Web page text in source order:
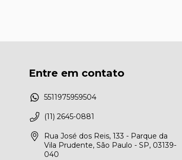
Entre em contato
5511975959504
(11) 2645-0881
Rua José dos Reis, 133 - Parque da
Vila Prudente, São Paulo - SP, 03139-
040